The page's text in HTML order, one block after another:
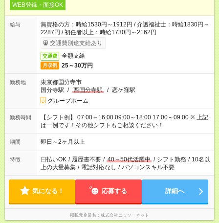
WEB登録・面接OK
給与
無資格の方：時給1530円～1912円 / 介護福祉士：時給1830円～
2287円 / 初任者以上：時給1730円～2162円
交通費別途支給あり
交通費 全額支給
月収例 25～30万円
勤務地
東京都国分寺市
国分寺駅 / 西国分寺駅 / 恋ケ窪駅
グループホーム
勤務時間
【シフト例】 07:00～16:00 09:00～18:00 17:00～09:00 ※ 上記
は一例です！その他シフトもご相談ください！
期間 即日～2ヶ月以上
特徴 日払いOK / 履歴書不要 / 40～50代活躍中 / シフト勤務 / 10名以
上の大量募集 / 電話対応なし / パソコンスキル不要
気になる！ 応募する 詳細へ
掲載元企業名 株式会社ニッソーネット